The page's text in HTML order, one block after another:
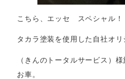
こちら、エッセ スペシャル！
タカラ塗装を使用した自社オリ
（きんのトータルサービス）
お車。